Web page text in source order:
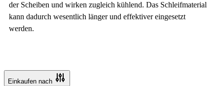
Einkaufen nach
der Scheiben und wirken zugleich kühlend. Das Schleifmaterial
kann dadurch wesentlich länger und effektiver eingesetzt
werden.